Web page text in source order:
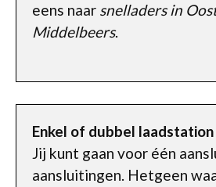
eens naar snelladers in
Middelbeers.
Enkel of dubbel laadstation
Jij kunt gaan voor één
aansluitingen. Hetgeen